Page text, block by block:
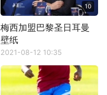
10
梅西加盟巴黎圣日耳曼
壁纸
2021-08-12 10:35